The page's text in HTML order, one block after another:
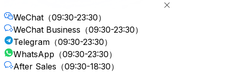
WeChat （09:30-23:30）
WeChat Business （09:30-23:30）
Telegram （09:30-23:30）
WhatsApp （09:30-23:30）
After Sales （09:30-18:30）